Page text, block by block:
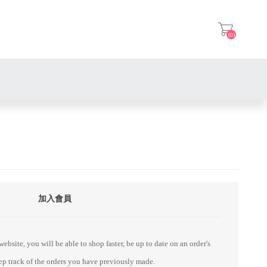
(0)
加入會員
you will be able to shop faster, be up to date on an order's
track of the orders you have previously made.